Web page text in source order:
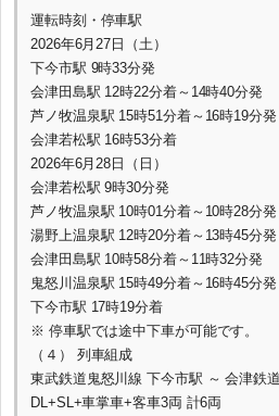
運転時刻・停車駅
2026年6月27日（土）
下今市駅 9時33分発
会津田島駅 12時22分着～14時40分発
芦ノ牧温泉駅 15時51分着～16時19分発
会津若松駅 16時53分着
2026年6月28日（日）
会津若松駅 9時30分発
芦ノ牧温泉駅 10時01分着～10時28分発
湯野上温泉駅 12時20分着～13時45分発
会津田島駅 10時58分着～11時32分発
鬼怒川温泉駅 15時49分着～16時45分発
下今市駅 17時19分着
※ 停車駅では途中下車が可能です。
（４） 列車組成
東武鉄道鬼怒川線 下今市駅 ～ 会津鉄
DL+SL+車掌車+客車3両 計6両